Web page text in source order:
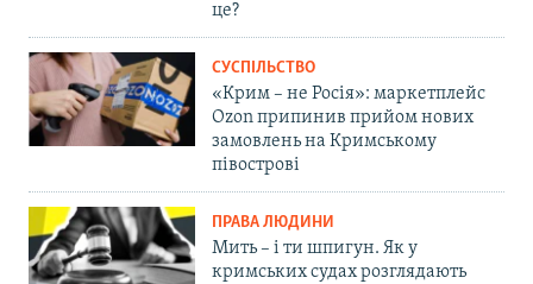
це?
СУСПІЛЬСТВО
«Крим – не Росія»: маркетплейс
Ozon припинив прийом нових
замовлень на Кримському
півострові
ПРАВА ЛЮДИНИ
Мить – і ти шпигун. Як у
кримських судах розглядають